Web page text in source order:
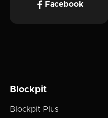
Facebook
Blockpit
Blockpit Plus